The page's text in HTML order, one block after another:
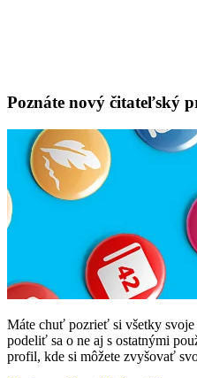
Poznáte nový čitateľský
Máte chuť pozrieť si všetky svoje
podeliť sa o ne aj s ostatnými
profil, kde si môžete zvyšovať